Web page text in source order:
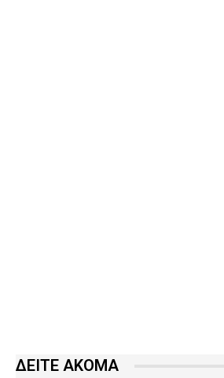
ΔΕΙΤΕ ΑΚΟΜΑ